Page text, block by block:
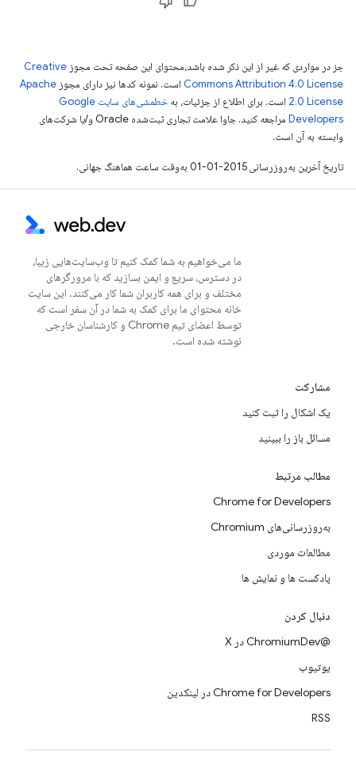
جز در مواردی که غیر از این ذکر شده باشد،‌محتوای این صفحه تحت مجوز Creative
Commons Attribution 4.0 License است. نمونه کدها نیز دارای مجوز Apache
2.0 License است. برای اطلاع از جزئیات، به
خطمشی‌های سایت Google
Developers‏
مراجعه کنید. جاوا علامت تجاری ثبت‌شده Oracle و/یا شرکت‌های
وابسته به آن است.
تاریخ آخرین به‌روزرسانی 2015-01-01 به‌وقت ساعت هماهنگ جهانی.
ما می‌خواهیم به شما کمک کنیم تا وب‌سایت‌هایی زیبا،
در دسترس، سریع و ایمن بسازید که با مرورگرهای
مختلف و برای همه کاربران شما کار می‌کنند. این سایت
خانه محتوای ما برای کمک به شما در آن سفر است که
توسط اعضای تیم Chrome و کارشناسان خارجی
نوشته شده است.
مشارکت
یک اشکال را ثبت کنید
مسائل باز را ببینید
مطالب مرتبط
Chrome for Developers
به‌روزرسانی‌های Chromium
مطالعات موردی
پادکست ها و نمایش ها
دنبال کردن
@ChromiumDev در X
یوتیوب
Chrome for Developers در لینکدین
RSS